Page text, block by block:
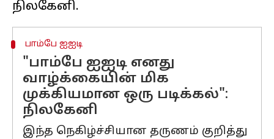
பாம்பே ஐஐடி
"பாம்பே ஐஐடி எனது
வாழ்க்கையின் மிக
முக்கியமான ஒரு படிக்கல்":
நிலகேனி
இந்த நெகிழ்ச்சியான தருணம் குறித்து